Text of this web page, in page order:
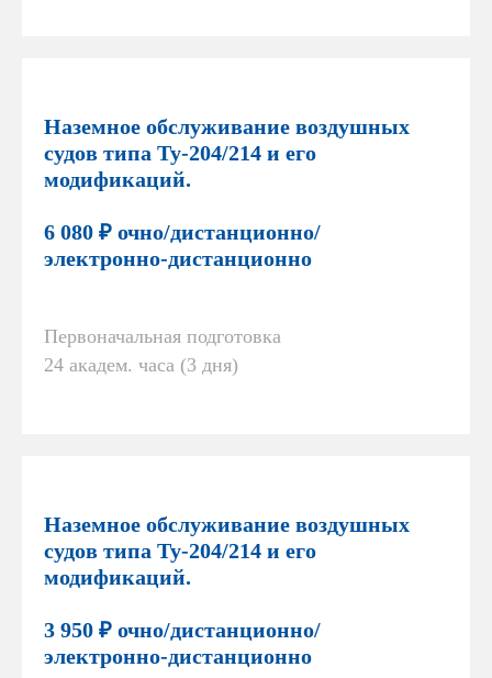
Наземное обслуживание воздушных
судов типа Ту-204/214 и его
модификаций.
6 080 ₽ очно/дистанционно/
электронно-дистанционно
Первоначальная подготовка
24 академ. часа (3 дня)
Наземное обслуживание воздушных
судов типа Ту-204/214 и его
модификаций.
3 950 ₽ очно/дистанционно/
электронно-дистанционно